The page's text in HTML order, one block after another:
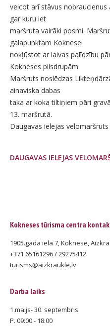
veicot arī stāvus nobraucienus
gar kuru iet
maršruta vairāki posmi.
galapunktam Koknesei
nokļūstot ar laivas palīdzību
Kokneses pilsdrupām.
Maršruts noslēdzas
ainaviska dabas
taka ar koka tiltiņiem pāri
13. maršrutā.
Daugavas ielejas velomaršruts
DAUGAVAS IELEJAS
Kokneses tūrisma centra
1905.gada iela 7, Koknese,
+371 65161296 / 29275412
turisms@aizkraukle.lv
Darba laiks
1.maijs- 30. septembris
P. 09:00 - 18:00